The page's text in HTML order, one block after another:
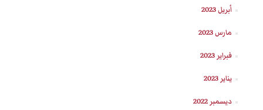
أبريل 2023
مارس 2023
فبراير 2023
يناير 2023
ديسمبر 2022